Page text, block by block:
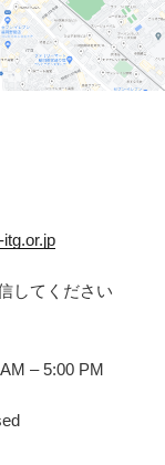
してください
– 5:00 PM